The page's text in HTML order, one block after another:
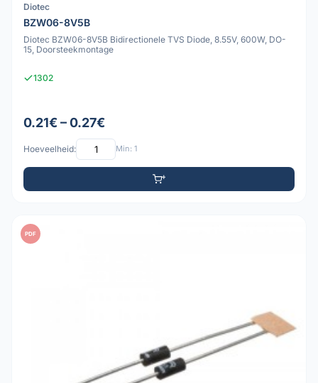
Diotec
BZW06-8V5B
Diotec BZW06-8V5B Bidirectionele TVS Diode, 8.55V, 600W, DO-
15, Doorsteekmontage
1302
0.21€ – 0.27€
Hoeveelheid: Min: 1
PDF